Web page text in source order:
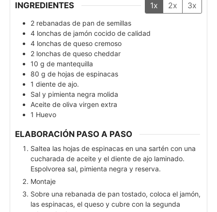
INGREDIENTES 1x 2x 3x
2 rebanadas de pan de semillas
4 lonchas de jamón cocido de calidad
4 lonchas de queso cremoso
2 lonchas de queso cheddar
10 g de mantequilla
80 g de hojas de espinacas
1 diente de ajo.
Sal y pimienta negra molida
Aceite de oliva virgen extra
1 Huevo
ELABORACIÓN PASO A PASO
Saltea las hojas de espinacas en una sartén con una
cucharada de aceite y el diente de ajo laminado.
Espolvorea sal, pimienta negra y reserva.
Montaje
Sobre una rebanada de pan tostado, coloca el jamón,
las espinacas, el queso y cubre con la segunda